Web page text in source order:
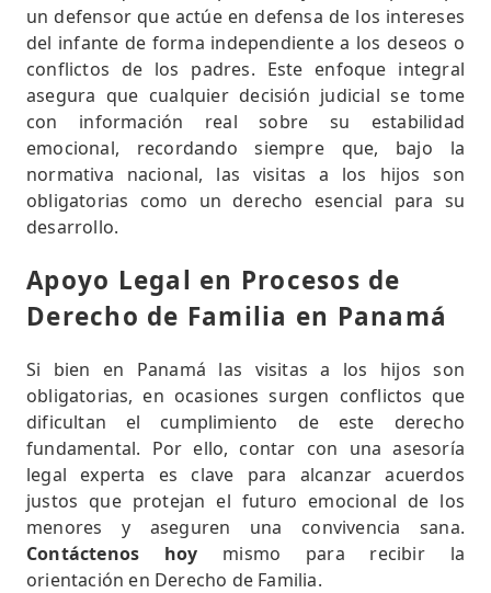
un defensor que actúe en defensa de los intereses
del infante de forma independiente a los deseos o
conflictos de los padres. Este enfoque integral
asegura que cualquier decisión judicial se tome
con información real sobre su estabilidad
emocional, recordando siempre que, bajo la
normativa nacional, las visitas a los hijos son
obligatorias como un derecho esencial para su
desarrollo.
Apoyo Legal en Procesos de
Derecho de Familia en Panamá
Si bien en Panamá las visitas a los hijos son
obligatorias, en ocasiones surgen conflictos que
dificultan el cumplimiento de este derecho
fundamental. Por ello, contar con una asesoría
legal experta es clave para alcanzar acuerdos
justos que protejan el futuro emocional de los
menores y aseguren una convivencia sana.
Contáctenos hoy mismo para recibir la
orientación en Derecho de Familia.